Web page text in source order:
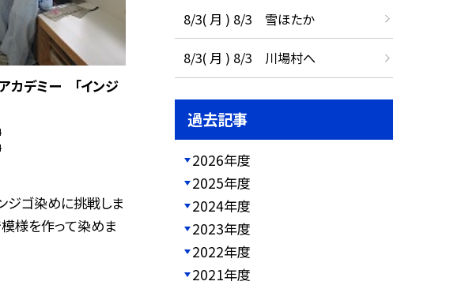
カデミー 「インジ
ジゴ染めに挑戦しま
模様を作って染めま
8/3( 月 ) 8/3 雪ほたか
8/3( 月 ) 8/3 川場村へ
過去記事
2026年度
2025年度
2024年度
2023年度
2022年度
2021年度